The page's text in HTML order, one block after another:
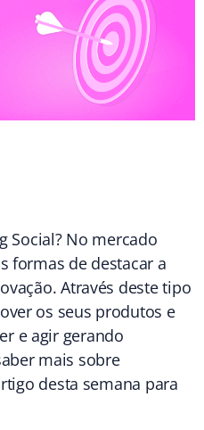
Social? No mercado
formas de destacar a
Através deste tipo
os seus produtos e
e agir gerando
mais sobre
desta semana para